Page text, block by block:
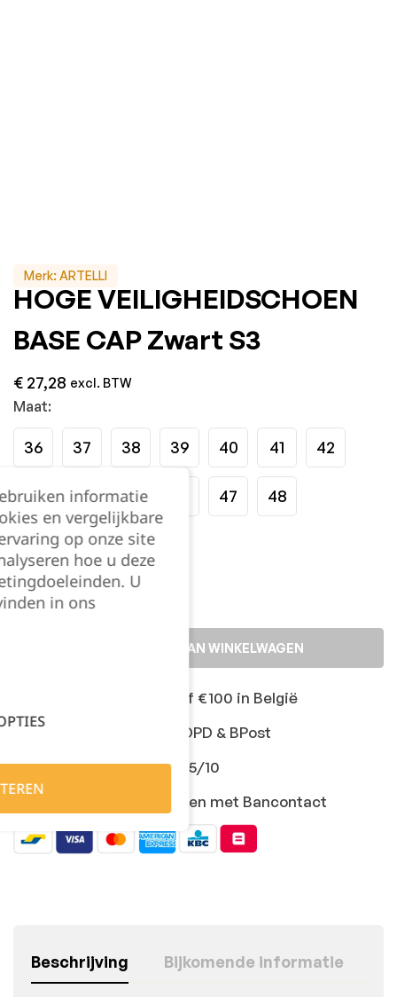
Merk: ARTELLI
HOGE VEILIGHEIDSCHOEN
BASE CAP Zwart S3
€ 27,28 excl. BTW
Maat:
36 37 38 39 40 41 42
43 44 45 47 48
Kies je aantal:
TOEVOEGEN AAN WINKELWAGEN
Gratis levering vanaf €100 in België
Snelle levering met DPD & BPost
Klanten geven ons 9,5/10
Veilig online afrekenen met Bancontact
Beschrijving Bijkomende informatie
informatie
en vergelijkbare
op onze site
hoe u deze
U
in ons